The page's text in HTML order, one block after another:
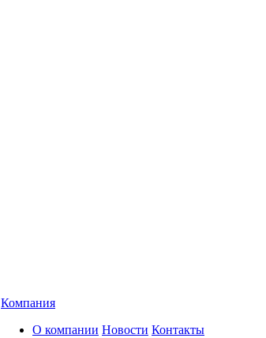
Компания
О компании Новости Контакты